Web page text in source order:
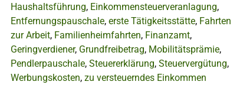
Haushaltsführung, Einkommensteuerveranlagung,
Entfernungspauschale, erste Tätigkeitsstätte, Fahrten
zur Arbeit, Familienheimfahrten, Finanzamt,
Geringverdiener, Grundfreibetrag, Mobilitätsprämie,
Pendlerpauschale, Steuererklärung, Steuervergütung,
Werbungskosten, zu versteuerndes Einkommen